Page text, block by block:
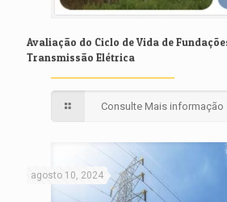
Avaliação do Ciclo de Vida de
Transmissão Elétrica
Consulte Mais informação
agosto 10, 2024